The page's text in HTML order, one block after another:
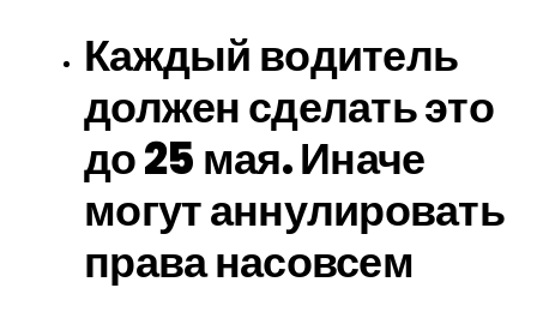
Каждый водитель
должен сделать это
до 25 мая. Иначе
могут аннулировать
права насовсем